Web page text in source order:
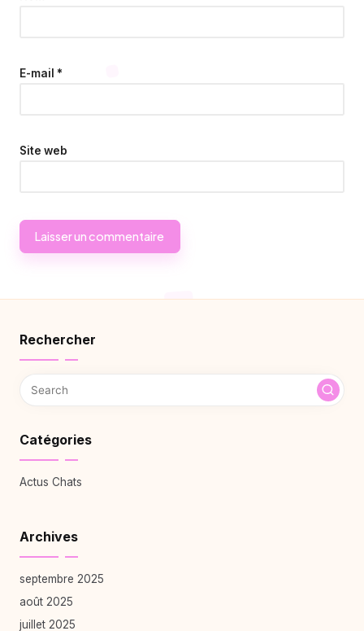
E-mail *
Site web
Rechercher
Catégories
Actus Chats
Archives
septembre 2025
août 2025
juillet 2025